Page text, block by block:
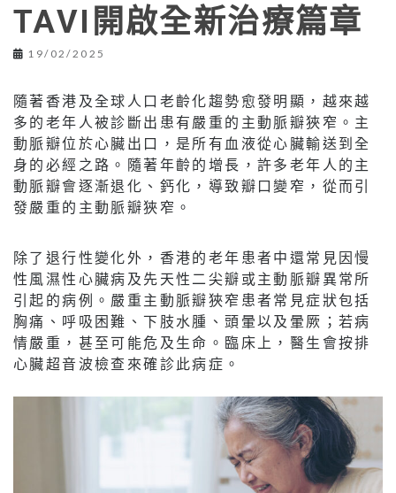
TAVI開啟全新治療篇章
19/02/2025
隨著香港及全球人口老齡化趨勢愈發明顯，越來越
多的老年人被診斷出患有嚴重的主動脈瓣狹窄。主
動脈瓣位於心臟出口，是所有血液從心臟輸送到全
身的必經之路。隨著年齡的增長，許多老年人的主
動脈瓣會逐漸退化、鈣化，導致瓣口變窄，從而引
發嚴重的主動脈瓣狹窄。
除了退行性變化外，香港的老年患者中還常見因慢
性風濕性心臟病及先天性二尖瓣或主動脈瓣異常所
引起的病例。嚴重主動脈瓣狹窄患者常見症狀包括
胸痛、呼吸困難、下肢水腫、頭暈以及暈厥；若病
情嚴重，甚至可能危及生命。臨床上，醫生會按排
心臟超音波檢查來確診此病症。